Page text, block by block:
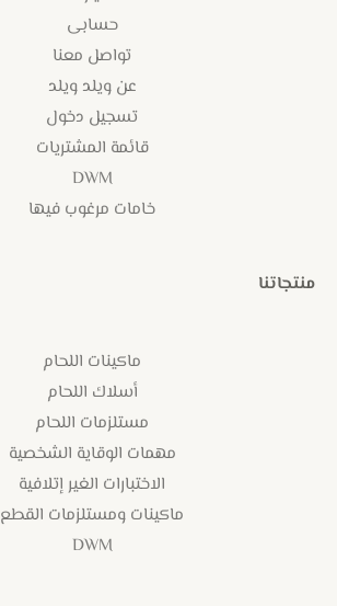
حسابى
تواصل معنا
عن ويلد ويلد
تسجيل دخول
قائمة المشتريات
DWM
خامات مرغوب فيها
منتجاتنا
ماكينات اللحام
أسلاك اللحام
مستلزمات اللحام
مهمات الوقاية الشخصية
الاختبارات الغير إتلافية
ماكينات ومستلزمات القطع
DWM